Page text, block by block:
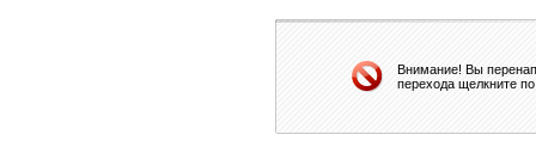
Внимание! Вы
перехода щелкните